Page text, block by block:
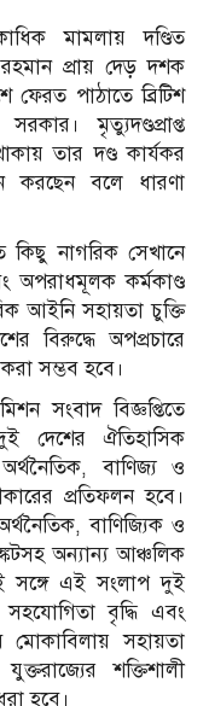
মামলায় দণ্ডিত
রহমান প্রায় দেড় দশক
ফেরত পাঠাতে ব্রিটিশ
মৃত্যুদণ্ডপ্রাপ্ত
তার দণ্ড কার্যকর
করছেন বলে ধারণা
কিছু নাগরিক সেখানে
অপরাধমূলক কর্মকাণ্ড
আইনি সহায়তা চুক্তি
বিরুদ্ধে অপপ্রচারে
সম্ভব হবে।
সংবাদ বিজ্ঞপ্তিতে
দেশের ঐতিহাসিক
বাণিজ্য ও
প্রতিফলন হবে।
বাণিজ্যিক ও
অন্যান্য আঞ্চলিক
সঙ্গে এই সংলাপ দুই
বৃদ্ধি এবং
সহায়তা
শক্তিশালী
হবে।